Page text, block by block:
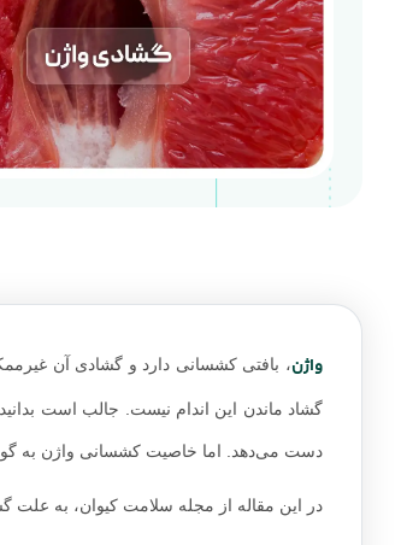
واژن، بافتی کشسانی دارد و گشادی آن
گشاد ماندن این اندام نیست. جالب است
دست می‌دهد. اما خاصیت کشسانی واژن به
در این مقاله از مجله سلامت کیوان، به